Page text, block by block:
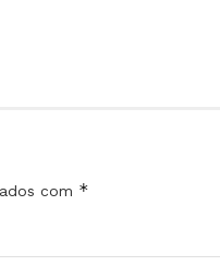
com *